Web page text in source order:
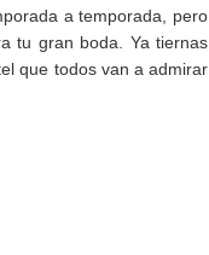
a temporada, pero
tu gran boda. Ya tiernas
que todos van a admirar